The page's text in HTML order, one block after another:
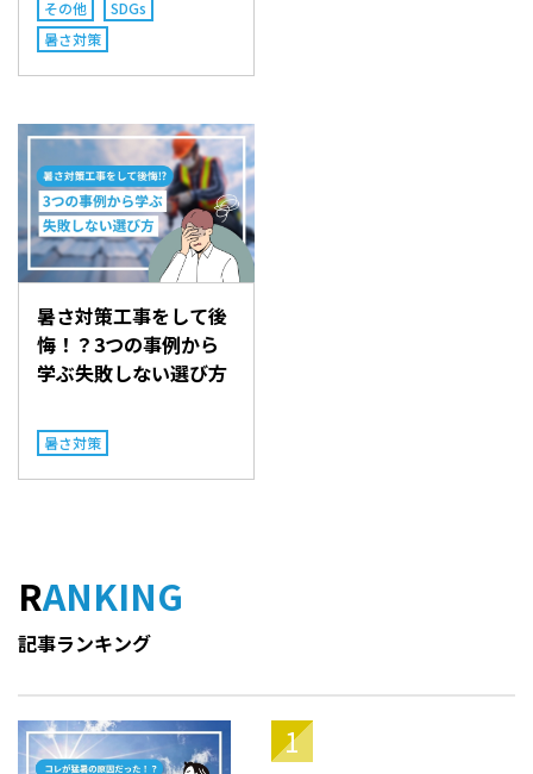
その他
SDGs
暑さ対策
暑さ対策工事をして後
悔！？3つの事例から
学ぶ失敗しない選び方
暑さ対策
RANKING
記事ランキング